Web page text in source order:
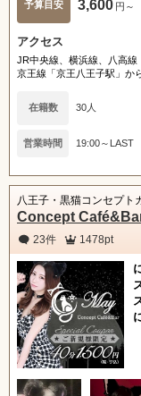
予算目安 3,600 円～
アクセス
JR中央線、横浜線、八高
京王線「京王八王子駅」か
在籍数 30人
営業時間 19:00～LAST
八王子・黒猫コンセプト
Concept
23件 1478pt
関東
東海
沖縄